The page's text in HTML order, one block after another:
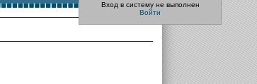
Вход в систему не выполнен
Войти